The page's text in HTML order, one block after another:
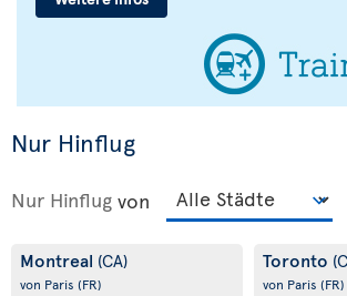
Nur Hinflug
Nur Hinflug von
Montreal (CA)
von Paris (FR)
Toronto
von Paris (FR)